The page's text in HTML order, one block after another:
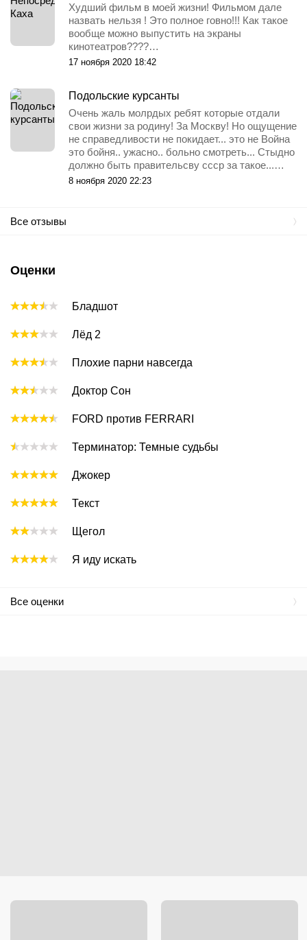
Худший фильм в моей жизни! Фильмом дале
назвать нельзя ! Это полное говно!!! Как такое
вообще можно выпустить на экраны
кинотеатров????…
17 ноября 2020 18:42
Подольские курсанты
Очень жаль молрдых ребят которые отдали
свои жизни за родину! За Москву! Но ощущение
не справедливости не покидает... это не Война
это бойня.. ужасно.. больно смотреть... Стыдно
должно быть правительсву ссср за такое...…
8 ноября 2020 22:23
Все отзывы
Оценки
Бладшот
Лёд 2
Плохие парни навсегда
Доктор Сон
FORD против FERRARI
Терминатор: Темные судьбы
Джокер
Текст
Щегол
Я иду искать
Все оценки